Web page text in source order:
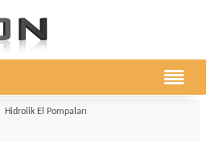
Hidrolik El Pompaları